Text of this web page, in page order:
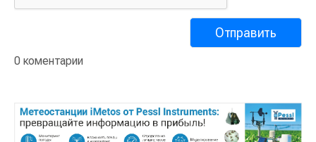
0 коментарии